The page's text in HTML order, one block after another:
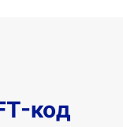
код